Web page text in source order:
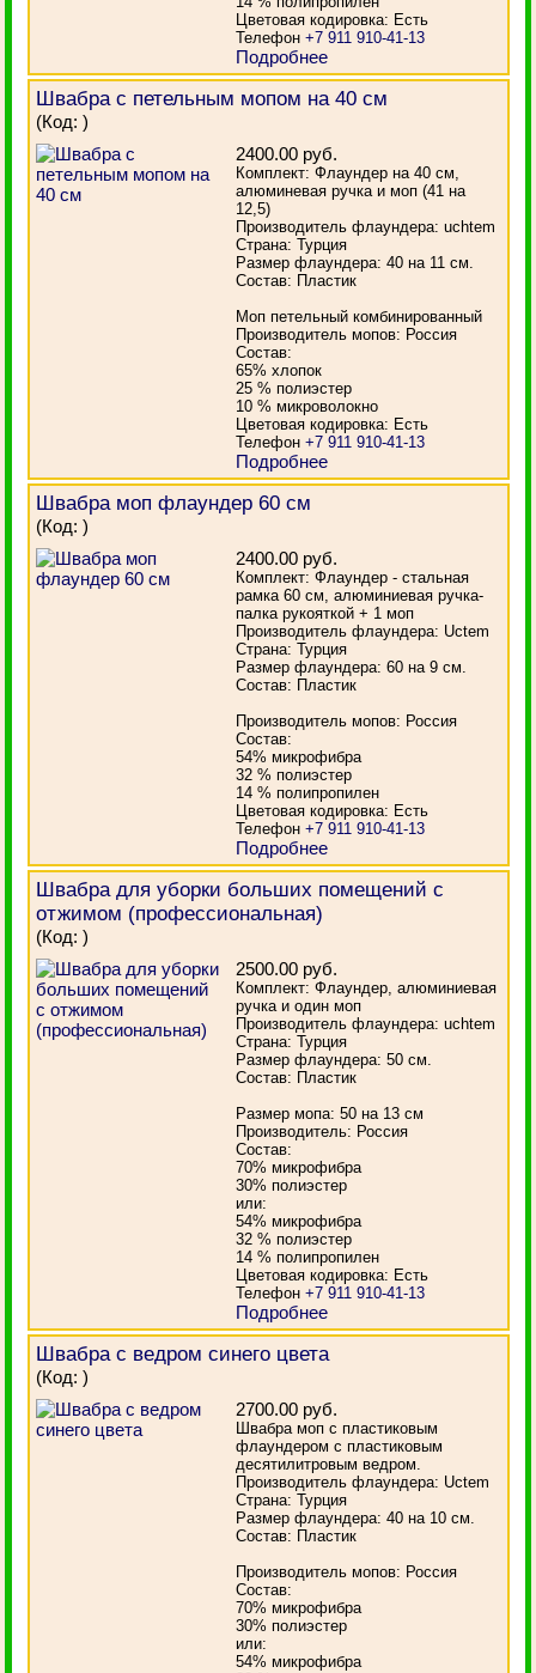
Цветовая кодировка: Есть
Телефон+7 911 910-41-13
Подробнее
Швабра с петельным мопом на 40 см
(Код:)
2400.00 руб.
Комплект: Флаундер на 40 см,
алюминевая ручка и моп (41 на
12,5)
Производитель флаундера: uchtem
Страна: Турция
Размер флаундера: 40 на 11 см.
Состав: Пластик
Моп петельный комбинированный
Производитель мопов: Россия
Состав:
65% хлопок
25 % полиэстер
10 % микроволокно
Цветовая кодировка: Есть
Телефон+7 911 910-41-13
Подробнее
Швабра моп флаундер 60 см
(Код:)
2400.00 руб.
Комплект: Флаундер - стальная
рамка 60 см, алюминиевая ручка-
палка рукояткой + 1 моп
Производитель флаундера: Uctem
Страна: Турция
Размер флаундера: 60 на 9 см.
Состав: Пластик
Производитель мопов: Россия
Состав:
54% микрофибра
32 % полиэстер
14 % полипропилен
Цветовая кодировка: Есть
Телефон+7 911 910-41-13
Подробнее
Швабра для уборки больших помещений с
отжимом (профессиональная)
(Код:)
2500.00 руб.
Комплект: Флаундер, алюминиевая
ручка и один моп
Производитель флаундера: uchtem
Страна: Турция
Размер флаундера: 50 см.
Состав: Пластик
Размер мопа: 50 на 13 см
Производитель: Россия
Состав:
70% микрофибра
30% полиэстер
или:
54% микрофибра
32 % полиэстер
14 % полипропилен
Цветовая кодировка: Есть
Телефон+7 911 910-41-13
Подробнее
Швабра с ведром синего цвета
(Код:)
2700.00 руб.
Швабра моп с пластиковым
флаундером с пластиковым
десятилитровым ведром.
Производитель флаундера: Uctem
Страна: Турция
Размер флаундера: 40 на 10 см.
Состав: Пластик
Производитель мопов: Россия
Состав:
70% микрофибра
30% полиэстер
или:
54% микрофибра